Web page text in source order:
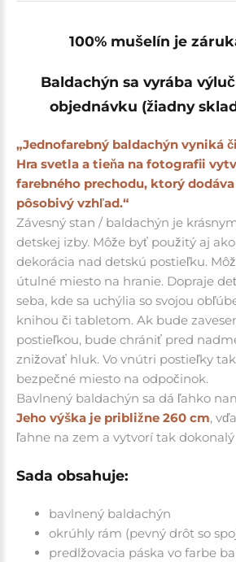
100% mušelín je
Baldachýn sa vyrába
objednávku (žiadny
„Jednofarebný baldachýn vyniká
Hra svetla a tieňa na fotografii
farebného prechodu, ktorý
pôsobivý vzhľad.“
Závesný stan / baldachýn je
detskej izby. Môže byť použitý aj
dekorácia nad detskú postieľku.
útulné miesto na hranie. Dopraje
seba, kde sa uchýlia so svojou
knihou či tabletom. Ak bude
postieľkou, bude chrániť pred
znižovať hluk. Vo vnútri postieľky
bezpečné miesto na odpočinok.
Bavlnený baldachýn sa dá ľahko
Jeho výška je približne 260 cm,
ľahne na zem a vytvorí tak
Sada obsahuje:
bavlnený baldachýn
okrúhly rám (pevný drôt so
predlžovacia páska vo farbe